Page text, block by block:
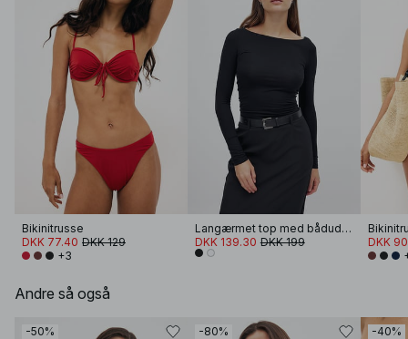
Bikinitrusse
DKK 77.40 DKK 129
+3
Langærmet top med bådudskæring
DKK 139.30 DKK 199
DKK
Andre så også
-50% -80% -40%